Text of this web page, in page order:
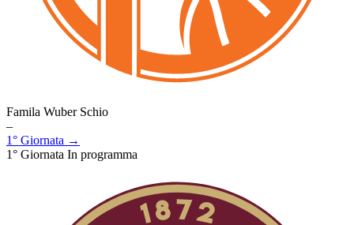
Famila Wuber Schio
–
1° Giornata →
1° Giornata In programma